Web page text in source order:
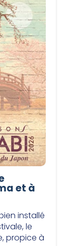
et à
installé
le
propice à